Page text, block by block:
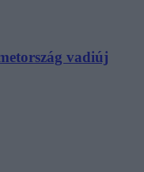
vadiúj